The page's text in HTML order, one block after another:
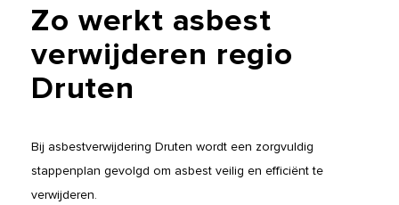
Zo werkt asbest
verwijderen regio
Druten
Bij asbestverwijdering Druten wordt een zorgvuldig
stappenplan gevolgd om asbest veilig en efficiënt te
verwijderen.